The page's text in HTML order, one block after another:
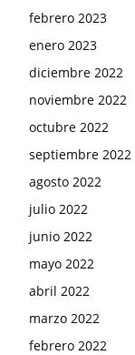
febrero 2023
enero 2023
diciembre 2022
noviembre 2022
octubre 2022
septiembre 2022
agosto 2022
julio 2022
junio 2022
mayo 2022
abril 2022
marzo 2022
febrero 2022